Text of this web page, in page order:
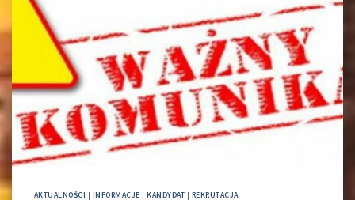
AKTUALNOŚCI | INFORMACJE |KANDYDAT | REKRUTACJA